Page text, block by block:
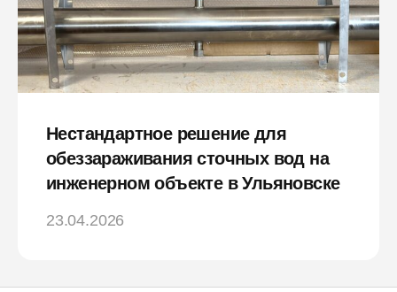
Нестандартное решение для
обеззараживания сточных вод на
инженерном объекте в Ульяновске
23.04.2026